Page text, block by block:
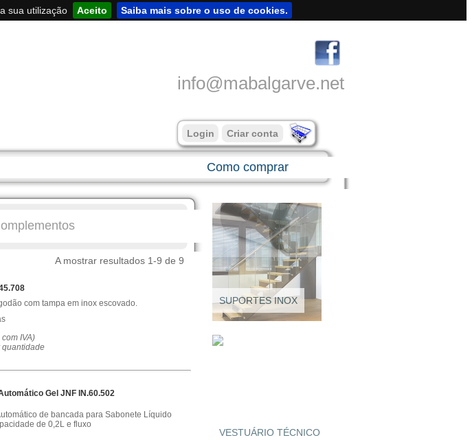
sua utilização Aceito Saiba mais sobre o uso de cookies.
info@mabalgarve.net
Login Criar conta
Como comprar
A mostrar resultados 1-9 de 9
com tampa em inox escovado.
IVA)
quantidade
Gel JNF IN.60.502
de bancada para Sabonete Líquido
de 0,2L e fluxo
SUPORTES INOX
VESTUÁRIO TÉCNICO